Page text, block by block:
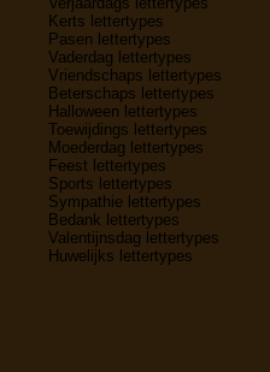
Kerts lettertypes
Pasen lettertypes
Vaderdag lettertypes
Vriendschaps lettertypes
Beterschaps lettertypes
Halloween lettertypes
Toewijdings lettertypes
Moederdag lettertypes
Feest lettertypes
Sports lettertypes
Sympathie lettertypes
Bedank lettertypes
Valentijnsdag lettertypes
Huwelijks lettertypes